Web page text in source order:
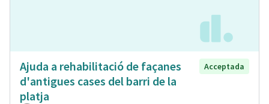
Ajuda a rehabilitació de façanes
d'antigues cases del barri de la
platja
Acceptada